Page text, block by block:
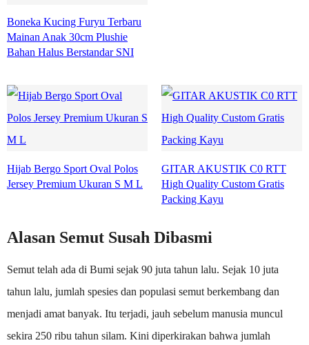
Boneka Kucing Furyu Terbaru
Mainan Anak 30cm Plushie
Bahan Halus Berstandar SNI
Hijab Bergo Sport Oval Polos
Jersey Premium Ukuran S M L
GITAR AKUSTIK C0 RTT
High Quality Custom Gratis
Packing Kayu
Alasan Semut Susah Dibasmi
Semut telah ada di Bumi sejak 90 juta tahun lalu. Sejak 10 juta
tahun lalu, jumlah spesies dan populasi semut berkembang dan
menjadi amat banyak. Itu terjadi, jauh sebelum manusia muncul
sekira 250 ribu tahun silam. Kini diperkirakan bahwa jumlah